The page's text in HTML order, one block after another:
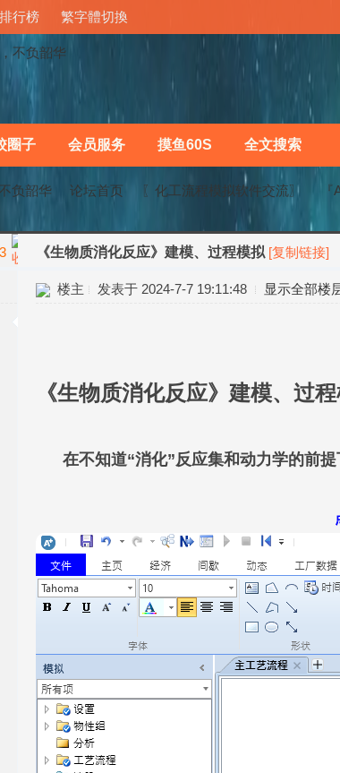
行榜 繁字體切換
圈子 会员服务 摸鱼60S 全文搜索
负韶华 论坛首页 〖化工流程模拟软件交流〗
《生物质消化反应》建模、过程模拟 [复制链接]
楼主 发表于 2024-7-7 19:11:48 显示全部楼
《生物质消化反应》建模、过
在不知道“消化”反应集和动力学的前提